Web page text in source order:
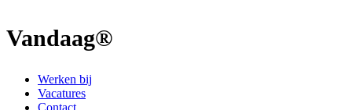
Vandaag®
Werken bij
Vacatures
Contact